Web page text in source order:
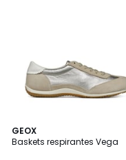
GEOX
Baskets respirantes Vega
5
/